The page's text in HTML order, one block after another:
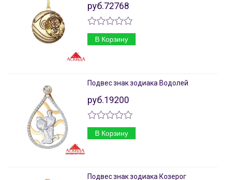
руб.72768
В Корзину
Подвес знак зодиака Водолей
руб.19200
В Корзину
Подвес знак зодиака Козерог